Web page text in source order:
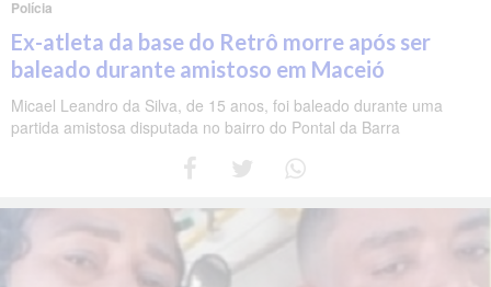
Polícia
Ex-atleta da base do Retrô morre após ser
baleado durante amistoso em Maceió
Micael Leandro da Silva, de 15 anos, foi baleado durante uma
partida amistosa disputada no bairro do Pontal da Barra